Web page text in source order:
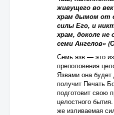
живущего во
храм дымом от
силы Его, и
храм, доколе не
семи Ангелов»
Семь язв — это
преполовения
Язвами она будет
получит Печать
подготовит свою
целостного
же изливаемая